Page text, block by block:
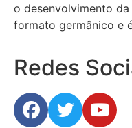
o desenvolvimento
formato germânico e
Redes